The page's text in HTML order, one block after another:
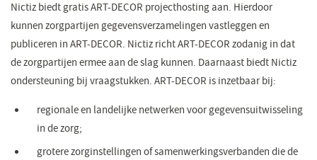
Nictiz biedt gratis ART-DECOR projecthosting aan. Hierdoor
kunnen zorgpartijen gegevensverzamelingen vastleggen en
publiceren in ART-DECOR. Nictiz richt ART-DECOR zodanig in dat
de zorgpartijen ermee aan de slag kunnen. Daarnaast biedt Nictiz
ondersteuning bij vraagstukken. ART-DECOR is inzetbaar bij:
regionale en landelijke netwerken voor gegevensuitwisseling
in de zorg;
grotere zorginstellingen of samenwerkingsverbanden die de